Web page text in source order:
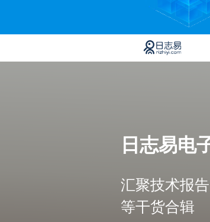
日志易电
汇聚技术报
等干货合辑